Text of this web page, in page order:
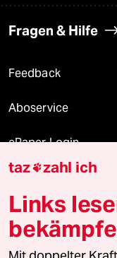
Fragen & Hilfe
Feedback
Aboservice
ePaper Login
Downloads für
© 2026 taz Verlags
Alle Rechte vorbehalten.
taz zahl ich
Links